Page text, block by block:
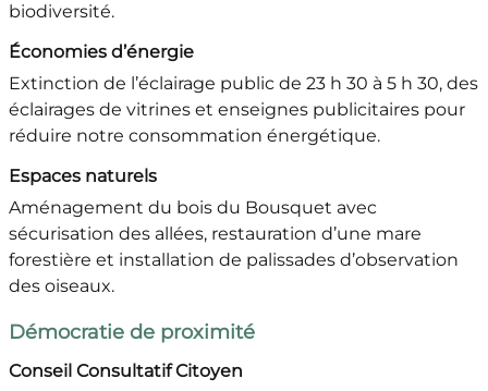
biodiversité.
Économies d’énergie
Extinction de l’éclairage public de 23 h 30 à 5 h 30, des
éclairages de vitrines et enseignes publicitaires pour
réduire notre consommation énergétique.
Espaces naturels
Aménagement du bois du Bousquet avec
sécurisation des allées, restauration d’une mare
forestière et installation de palissades d’observation
des oiseaux.
Démocratie de proximité
Conseil Consultatif Citoyen